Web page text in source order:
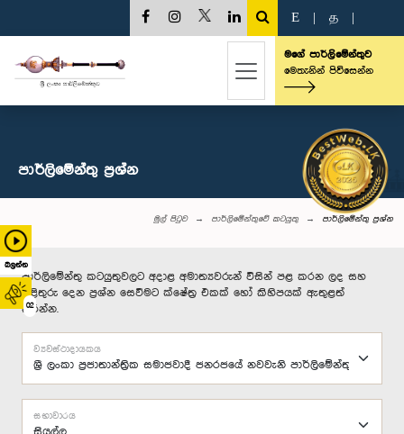
බලන්න
02
E த
මගේ පාර්ලිමේන්තුව
මෙතැනින් පිවිසෙන්න
පාර්ලි‌මේන්තු‌ ප්‍රශ්න
මුල් පිටුව පාර්ලිමේන්තුවේ කටයුතු පාර්ලි‌මේන්තු‌ ප්‍රශ්න
පාර්ලිමේන්තු කටයුතුවලට අදාළ අමාත්‍යවරුන් විසින් පළ කරන ලද සහ
පිළිතුරු දෙන ප්‍රශ්න සෙවීමට ක්ෂේත්‍ර එකක් හෝ කිහිපයක් ඇතුළත්
කරන්න.
ව්‍යවස්ථාදායකය
සභාවාරය